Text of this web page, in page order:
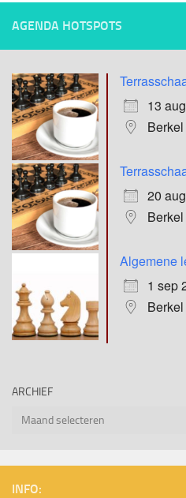
AGENDA HOTSPOTS
13
20
Algemene
1 sep
ARCHIEF
Archief
INFO: